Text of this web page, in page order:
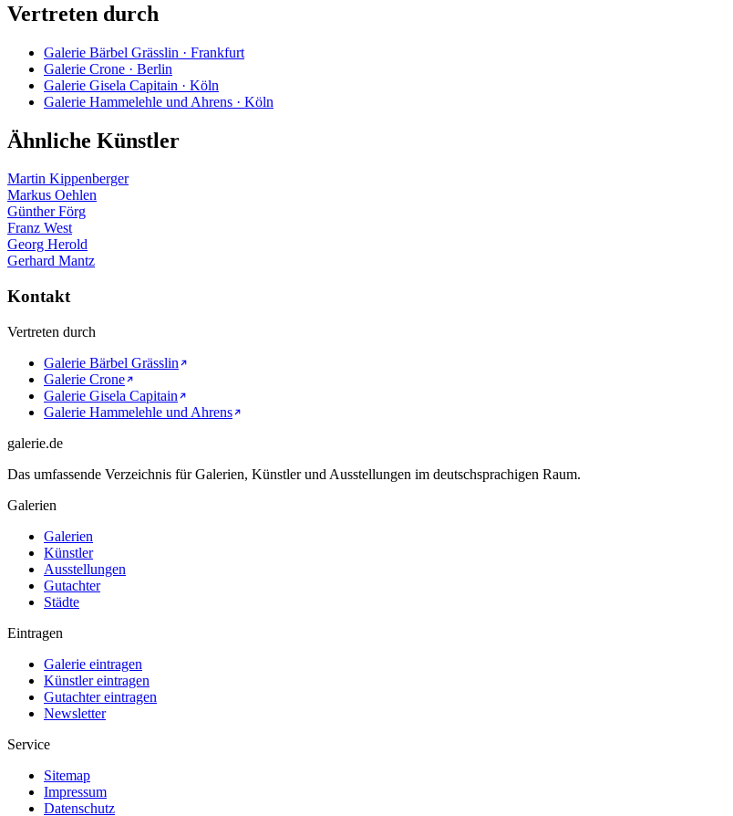
Vertreten durch
Galerie Bärbel Grässlin · Frankfurt
Galerie Crone · Berlin
Galerie Gisela Capitain · Köln
Galerie Hammelehle und Ahrens · Köln
Ähnliche Künstler
Martin Kippenberger
Markus Oehlen
Günther Förg
Franz West
Georg Herold
Gerhard Mantz
Kontakt
Vertreten durch
Galerie Bärbel Grässlin
Galerie Crone
Galerie Gisela Capitain
Galerie Hammelehle und Ahrens
galerie.de
Das umfassende Verzeichnis für Galerien, Künstler und Ausstellungen im deutschsprachigen Raum.
Galerien
Galerien
Künstler
Ausstellungen
Gutachter
Städte
Eintragen
Galerie eintragen
Künstler eintragen
Gutachter eintragen
Newsletter
Service
Sitemap
Impressum
Datenschutz